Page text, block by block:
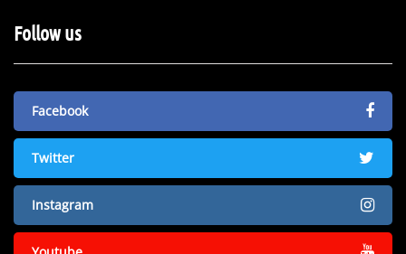
Follow us
Facebook
Twitter
Instagram